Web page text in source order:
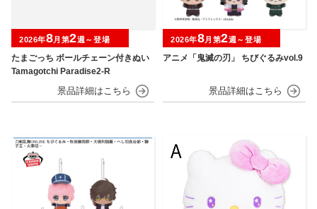
たまごっち ボールチェーン付きぬい
Tamagotchi Paradise2-R
2026年8月第2週～登場
アニメ「鬼滅の刃」 ちびぐるみvol.9
2026年8月第2週～登場